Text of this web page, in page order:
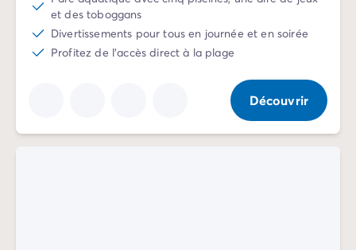
Camping La Palmyre
Camping Royan
Camping Provence-Alpes-Côte d'Azur
et des toboggans
Divertissements pour tous en journée et en soirée
Profitez de l'accès direct à la plage
Découvrir